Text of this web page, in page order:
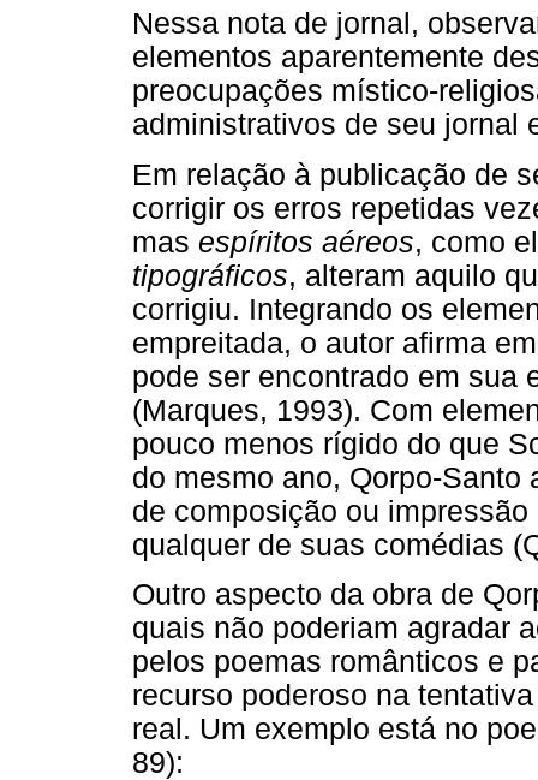
Nessa nota de jornal,
elementos aparentemente
preocupações místico-
administrativos de seu jornal
Em relação à publicação de
corrigir os erros repetidas
mas espíritos aéreos, como
tipográficos, alteram aquilo
corrigiu. Integrando os
empreitada, o autor afirma
pode ser encontrado em sua
(Marques, 1993). Com
pouco menos rígido do que
do mesmo ano, Qorpo-Santo
de composição ou
qualquer de suas comédias
Outro aspecto da obra de
quais não poderiam agradar
pelos poemas românticos e
recurso poderoso na
real. Um exemplo está no
89):